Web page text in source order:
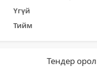
Үгүй
Тийм
Тендер